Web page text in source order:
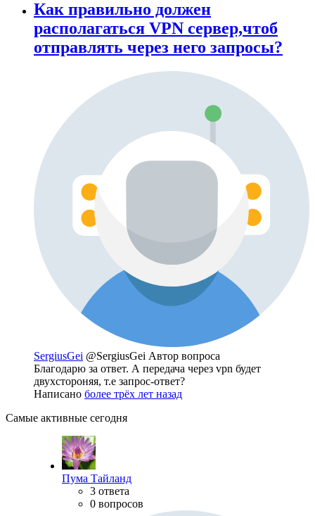
Как правильно должен
располагаться VPN сервер,чтоб
отправлять через него запросы?
SergiusGei @SergiusGei Автор вопроса
Благодарю за ответ. А передача через vpn будет
двухстороняя, т.е запрос-ответ?
Написано более трёх лет назад
Самые активные сегодня
Пума Тайланд
3 ответа
0 вопросов